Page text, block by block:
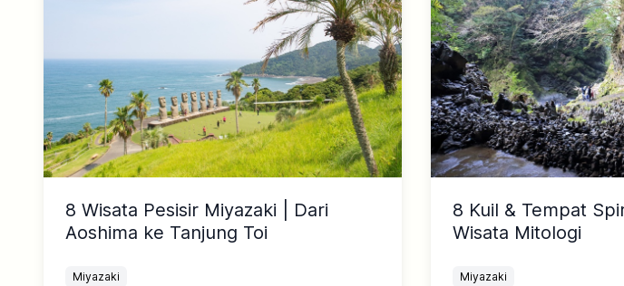
8 Wisata Pesisir Miyazaki | Dari
Aoshima ke Tanjung Toi
Miyazaki
8 Kuil & Tempat
Wisata Mitologi
Miyazaki